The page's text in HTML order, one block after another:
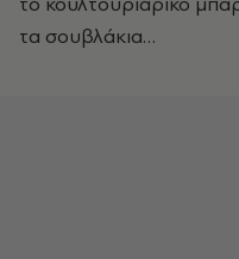
τα σουβλάκια…